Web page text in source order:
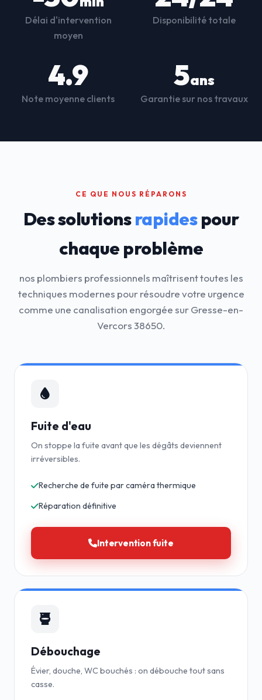
Délai d'intervention
moyen
Disponibilité totale
4.9
Note moyenne clients
5ans
Garantie sur nos travaux
CE QUE NOUS RÉPARONS
Des solutionsrapidespour
chaque problème
nos plombiers professionnels maîtrisent toutes les
techniques modernes pour résoudre votre urgence
comme une canalisation engorgée sur Gresse-en-
Vercors 38650.
Fuite d'eau
On stoppe la fuite avant que les dégâts deviennent
irréversibles.
Recherche de fuite par caméra thermique
Réparation définitive
Intervention fuite
Débouchage
Évier, douche, WC bouchés : on débouche tout sans
casse.